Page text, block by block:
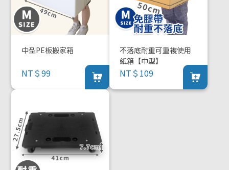
中型PE板搬家箱
NT＄99
不落底耐重可重複使用
紙箱【中型】
NT＄109